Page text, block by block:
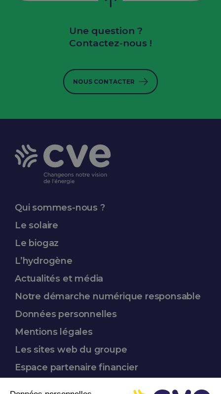
Qui sommes-nous ?
Le solaire
Le biogaz
L’hydrogène
Actualités et média
Notre démarche numérique responsable
Données personnelles
Mentions légales
Les sites web du groupe
Espace partenairefinancier
Une question ?
Contactez-nous !
NOUS CONTACTER